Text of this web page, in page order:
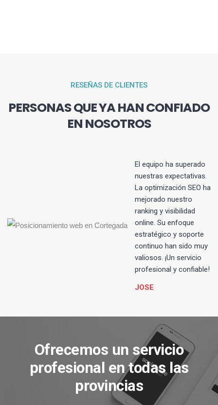
RESEÑAS DE CLIENTES
PERSONAS QUE YA HAN CONFIADO
EN NOSOTROS
El equipo ha superado
nuestras expectativas.
La optimización SEO ha
mejorado nuestro
ranking y visibilidad
online. Su enfoque
estratégico y soporte
continuo han sido muy
valiosos. ¡Un servicio
profesional y confiable!
JOSE
Ofrecemos un servicio
profesional en todas las
provincias